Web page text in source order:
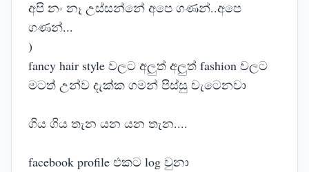
අපි නං නෑ උස්සන්නේ අපෙ ගණන්..අපෙ
ගණන්...
)
fancy hair style වලට අලුත් අලුත් fashion වලට
මටත් උන්ව දැක්ක ගමන් පිස්සු වැටෙනවා
ගිය ගිය තැන යන යන තැන....
facebook profile එකට log වුනා